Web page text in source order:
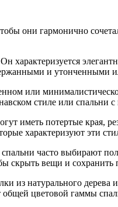
они гармонично
характеризуется
и
или
стиле или
иметь потертые края,
характеризуют эти
часто выбирают
скрыть вещи и сохранить
из натурального
цветовой гаммы